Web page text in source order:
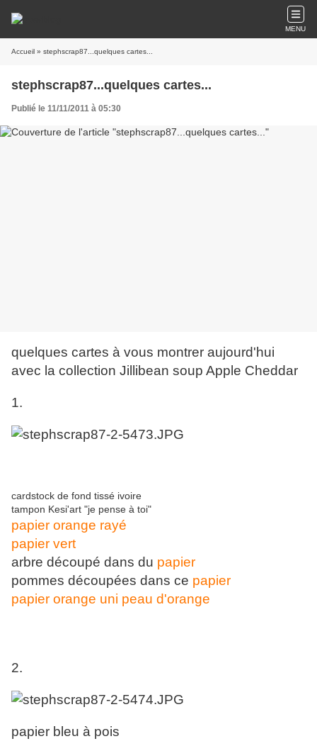
MENU
Accueil » stephscrap87...quelques cartes...
stephscrap87...quelques cartes...
Publié le 11/11/2011 à 05:30
quelques cartes à vous montrer aujourd'hui
avec la collection Jillibean soup Apple Cheddar
1.
cardstock de fond tissé ivoire
tampon Kesi'art "je pense à toi"
papier orange rayé
papier vert
arbre découpé dans du papier
pommes découpées dans ce papier
papier orange uni peau d'orange
2.
papier bleu à pois